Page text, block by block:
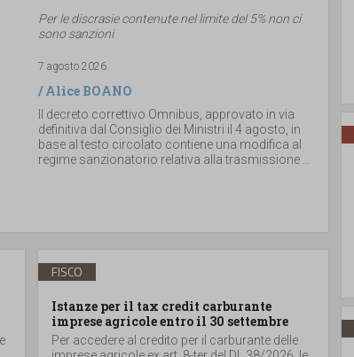
Per le discrasie contenute nel limite del 5% non ci
sono sanzioni
7 agosto 2026
/Alice BOANO
Il decreto correttivo Omnibus, approvato in via
definitiva dal Consiglio dei Ministri il 4 agosto, in
base al testo circolato contiene una modifica al
regime sanzionatorio relativa alla trasmissione ...
FISCO
Istanze per il tax credit carburante
imprese agricole entro il 30 settembre
Per accedere al credito per il carburante delle